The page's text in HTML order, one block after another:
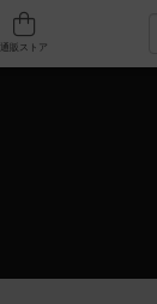
人気ボードゲーム